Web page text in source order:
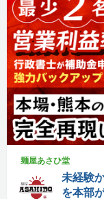
麺屋あさひ堂
未経験
を本部